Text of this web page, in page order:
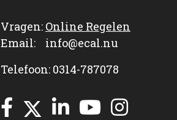
Vragen: Online Regelen
Email: info@ecal.nu
Telefoon: 0314-787078